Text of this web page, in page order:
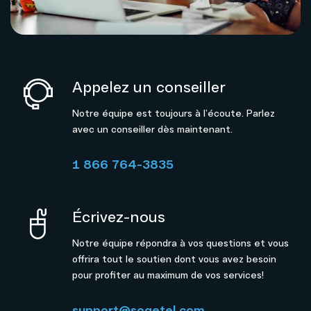
Appelez un conseiller
Notre équipe est toujours à l’écoute. Parlez
avec un conseiller dès maintenant.
1 866 764-3835
Écrivez-nous
Notre équipe répondra à vos questions et vous
offrira tout le soutien dont vous avez besoin
pour profiter au maximum de vos services!